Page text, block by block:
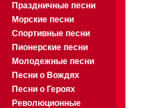
Праздничные песни
Морские песни
Спортивные песни
Пионерские песни
Молодежные песни
Песни о Вождях
Песни о Героях
Революционные